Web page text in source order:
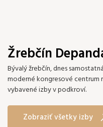
Žrebčín
Bývalý žrebčín, dnes
moderné kongresové centrum
vybavené izby v podkroví.
Zobraziť všetky izby